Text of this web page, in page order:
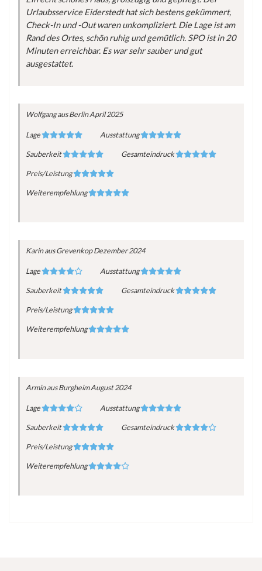
Urlaubsservice Eiderstedt hat sich bestens gekümmert,
Check-In und -Out waren unkompliziert. Die Lage ist am
Rand des Ortes, schön ruhig und gemütlich. SPO ist in 20
Minuten erreichbar. Es war sehr sauber und gut
ausgestattet.
Wolfgangaus Berlin April 2025
Lage Ausstattung
Sauberkeit Gesamteindruck
Preis/Leistung
Weiterempfehlung
Karinaus Grevenkop Dezember 2024
Lage Ausstattung
Sauberkeit Gesamteindruck
Preis/Leistung
Weiterempfehlung
Arminaus Burgheim August 2024
Lage Ausstattung
Sauberkeit Gesamteindruck
Preis/Leistung
Weiterempfehlung